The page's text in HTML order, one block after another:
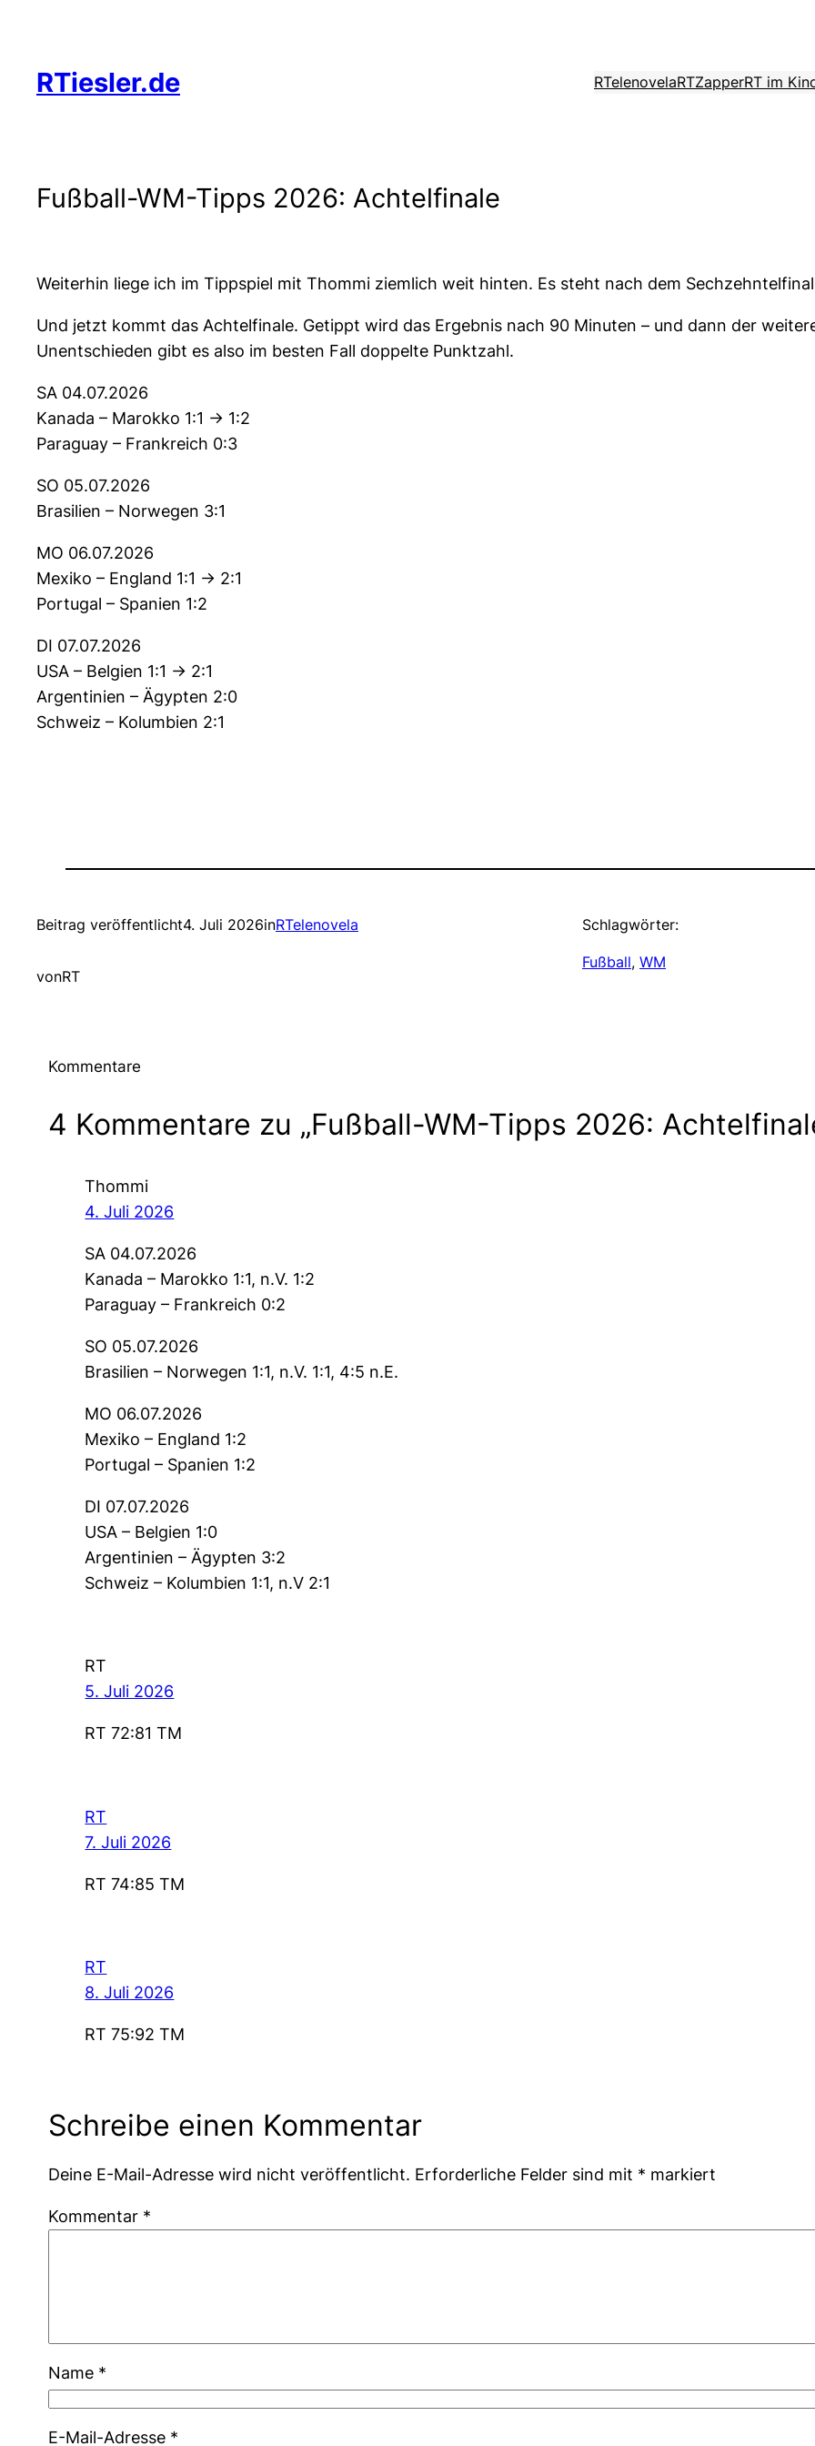
springen
RTiesler.de RTelenovelaRTZapperRT im
Fußball-WM-Tipps 2026: Achtelfinale
Weiterhin liege ich im Tippspiel mit Thommi ziemlich weit hinten. Es steht nach dem
Und jetzt kommt das Achtelfinale. Getippt wird das Ergebnis nach 90 Minuten – und dann der
Unentschieden gibt es also im besten Fall doppelte Punktzahl.
SA 04.07.2026
Kanada – Marokko 1:1 -> 1:2
Paraguay – Frankreich 0:3
SO 05.07.2026
Brasilien – Norwegen 3:1
MO 06.07.2026
Mexiko – England 1:1 -> 2:1
Portugal – Spanien 1:2
DI 07.07.2026
USA – Belgien 1:1 -> 2:1
Argentinien – Ägypten 2:0
Schweiz – Kolumbien 2:1
Beitrag veröffentlicht4. Juli 2026inRTelenovela
vonRT
Schlagwörter:
Fußball, WM
Kommentare
4 Kommentare zu „Fußball-WM-Tipps 2026:
Thommi
4. Juli 2026
SA 04.07.2026
Kanada – Marokko 1:1, n.V. 1:2
Paraguay – Frankreich 0:2
SO 05.07.2026
Brasilien – Norwegen 1:1, n.V. 1:1, 4:5 n.E.
MO 06.07.2026
Mexiko – England 1:2
Portugal – Spanien 1:2
DI 07.07.2026
USA – Belgien 1:0
Argentinien – Ägypten 3:2
Schweiz – Kolumbien 1:1, n.V 2:1
RT
5. Juli 2026
RT 72:81 TM
RT
7. Juli 2026
RT 74:85 TM
RT
8. Juli 2026
RT 75:92 TM
Schreibe einen Kommentar
Deine E-Mail-Adresse wird nicht veröffentlicht. Erforderliche Felder sind mit * markiert
Kommentar *
Name *
E-Mail-Adresse *